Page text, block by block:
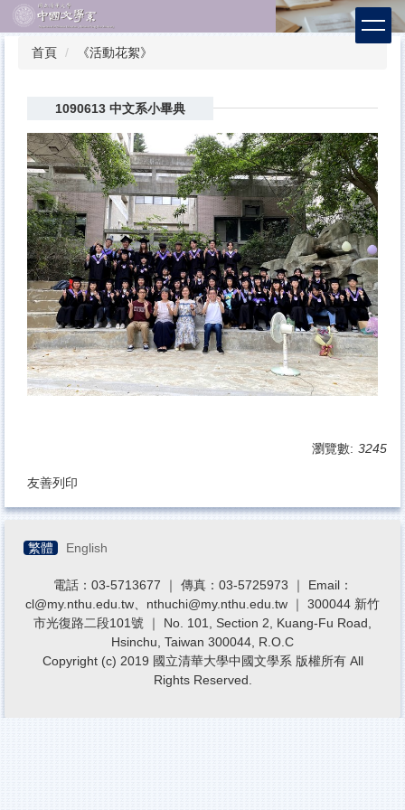
跳
到
首頁 《活動花絮》
1090613 中文系小畢典
瀏覽數: 3245
友善列印
繁體 English
電話：03-5713677 ｜ 傳真：03-5725973 ｜ Email：
cl@my.nthu.edu.tw、nthuchi@my.nthu.edu.tw ｜ 300044 新竹
市光復路二段101號 ｜ No. 101, Section 2, Kuang-Fu Road,
Hsinchu, Taiwan 300044, R.O.C
Copyright (c) 2019 國立清華大學中國文學系 版權所有 All
Rights Reserved.